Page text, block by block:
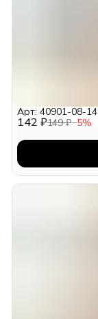
142 ₽149 ₽−5%
Арт: 40901-08-14